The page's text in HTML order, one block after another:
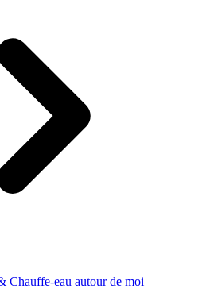
Chauffe-eau autour de moi